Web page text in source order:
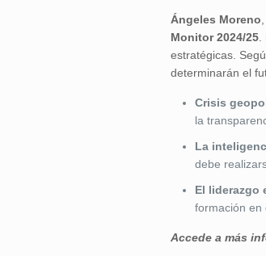
Ángeles Moreno
Monitor 2024/25
estratégicas.
determinarán el
Crisis
la
La
debe
El liderazgo
formación en
Accede a más